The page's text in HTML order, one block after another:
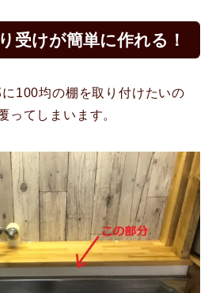
受けが簡単に作れる！
100均の棚を取り付けたいの
ってしまいます。